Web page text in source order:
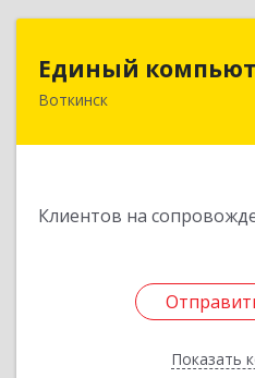
Единый
Воткинск
Клиентов на
Показать
Единый